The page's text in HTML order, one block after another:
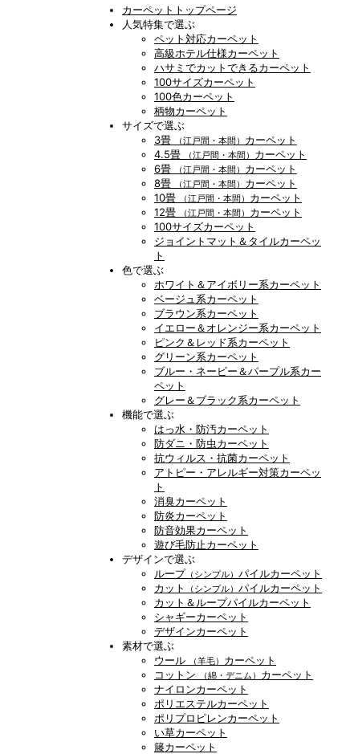
カーペットトップページ
人気特集で選ぶ
ペット対応カーペット
高級ホテル仕様カーペット
ハサミでカットできるカーペット
100サイズカーペット
100色カーペット
柄物カーペット
サイズで選ぶ
3畳
（江戸間・本間） カーペット
4.5畳
（江戸間・本間） カーペット
6畳
（江戸間・本間） カーペット
8畳
（江戸間・本間） カーペット
10畳
（江戸間・本間） カーペット
12畳
（江戸間・本間） カーペット
100サイズカーペット
ジョイントマット＆タイルカーペッ
ト
色で選ぶ
ホワイト＆アイボリー系カーペット
ベージュ系カーペット
ブラウン系カーペット
イエロー＆オレンジー系カーペット
ピンク＆レッド系カーペット
グリーン系カーペット
ブルー・ネービー＆パープル系カー
ペット
グレー＆ブラック系カーペット
機能で選ぶ
はっ水・防汚カーペット
防ダニ・防虫カーペット
抗ウィルス・抗菌カーペット
アトピー・アレルギー対策カーペッ
ト
消臭カーペット
防炎カーペット
防音効果カーペット
遊び毛防止カーペット
デザインで選ぶ
ループ （シンプル） パイルカーペット
カット
（シンプル） パイルカーペット
カット＆ループパイルカーペット
シャギーカーペット
デザインカーペット
素材で選ぶ
ウール
（羊毛） カーペット
コットン
（綿・デニム） カーペット
ナイロンカーペット
ポリエステルカーペット
ポリプロピレンカーペット
い草カーペット
籐カーペット